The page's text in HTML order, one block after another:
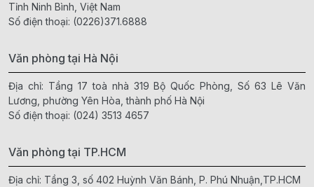
Tỉnh Ninh Bình, Việt Nam
Số điện thoại: (0226)371.6888
Văn phòng tại Hà Nội
Địa chỉ: Tầng 17 toà nhà 319 Bộ Quốc Phòng, Số 63 Lê Văn
Lương, phường Yên Hòa, thành phố Hà Nội
Số điện thoại: (024) 3513 4657
Văn phòng tại TP.HCM
Địa chỉ: Tầng 3, số 402 Huỳnh Văn Bánh, P. Phú Nhuận,TP.HCM